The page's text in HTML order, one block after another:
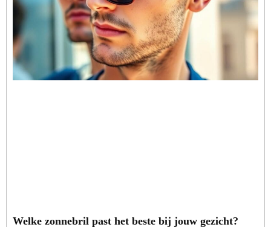
Welke zonnebril past het beste bij jouw gezicht?